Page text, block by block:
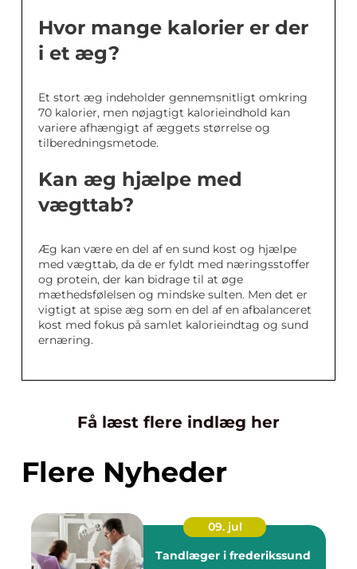
Hvor mange kalorier er der
i et æg?
Et stort æg indeholder gennemsnitligt omkring
70 kalorier, men nøjagtigt kalorieindhold kan
variere afhængigt af æggets størrelse og
tilberedningsmetode.
Kan æg hjælpe med
vægttab?
Æg kan være en del af en sund kost og hjælpe
med vægttab, da de er fyldt med næringsstoffer
og protein, der kan bidrage til at øge
mæthedsfølelsen og mindske sulten. Men det er
vigtigt at spise æg som en del af en afbalanceret
kost med fokus på samlet kalorieindtag og sund
ernæring.
Få læst flere indlæg her
Flere Nyheder
09. jul
Tandlæger i frederikssund